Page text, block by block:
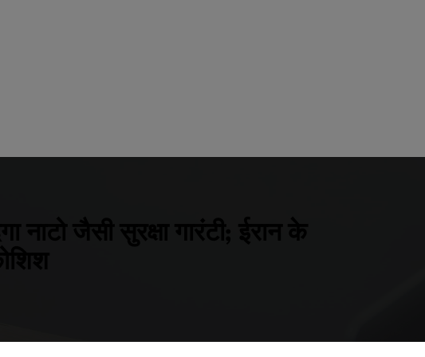
जैसी सुरक्षा गारंटी; ईरान के